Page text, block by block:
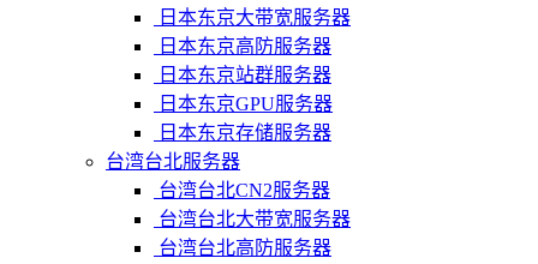
日本东京大带宽服务器
日本东京高防服务器
日本东京站群服务器
日本东京GPU服务器
日本东京存储服务器
台湾台北服务器
台湾台北CN2服务器
台湾台北大带宽服务器
台湾台北高防服务器